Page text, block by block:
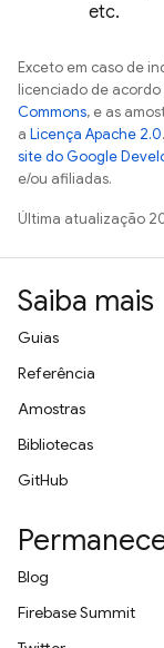
etc.
Exceto em caso de
licenciado de acordo
Commons, e as
a Licença Apache 2.0
site do Google
e/ou afiliadas.
Última atualização
Saiba mais
Guias
Referência
Amostras
Bibliotecas
GitHub
Blog
Firebase Summit